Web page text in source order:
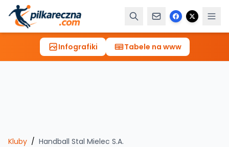
Infografiki Tabele na www
Kluby / Handball Stal Mielec S.A.